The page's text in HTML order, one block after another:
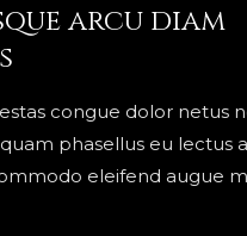
arcu diam
congue dolor netus
phasellus eu lectus
eleifend augue